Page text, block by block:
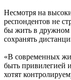
Несмотря на
респондентов не
бы жить в дружном
сохранять
«В современных
быть привилегией
хотят